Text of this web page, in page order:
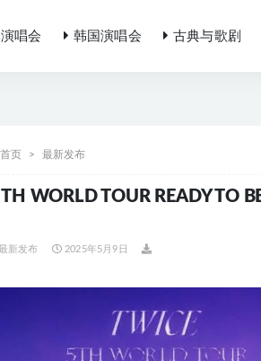
唱会 韩国演唱会 古典与歌剧
首页 最新发布
WORLD TOUR READY TO
新发布 2025年5月9日